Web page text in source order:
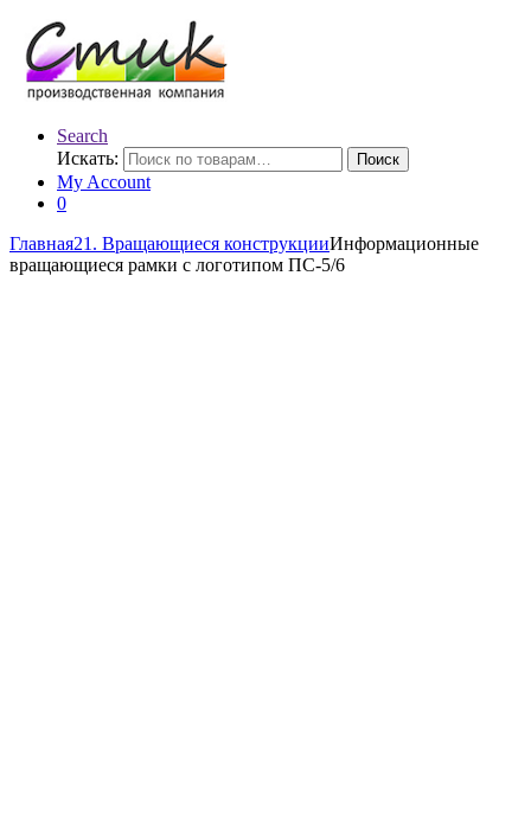
Search
Искать:
Поиск
My Account
0
Главная21. Вращающиеся конструкцииИнформационные
вращающиеся рамки с логотипом ПС-5/6